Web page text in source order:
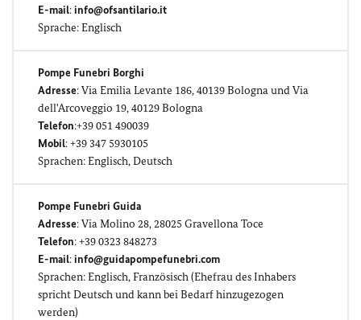
E-mail:info@ofsantilario.it
Sprache: Englisch
Pompe Funebri Borghi
Adresse:Via Emilia Levante 186, 40139 Bologna und Via
dell'Arcoveggio 19, 40129 Bologna
Telefon:+39 051 490039
Mobil: +39 347 5930105
Sprachen: Englisch, Deutsch
Pompe Funebri Guida
Adresse: Via Molino 28, 28025 Gravellona Toce
Telefon: +39 0323 848273
E-mail:info@guidapompefunebri.com
Sprachen: Englisch, Französisch (Ehefrau des Inhabers
spricht Deutsch und kann bei Bedarf hinzugezogen
werden)